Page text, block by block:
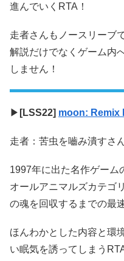
進んでいくRTA！
走者さんもノースリーブ
解説だけでなくゲーム内
しません！
▶ [LSS22] moon: Remix
走者：苦虫を嚙み潰す
1997年に出た名作ゲーム
オールアニマルズカテゴ
の魂を回収するまでの最
ほんわかとした内容と環
い眠気を誘ってしまうRTA